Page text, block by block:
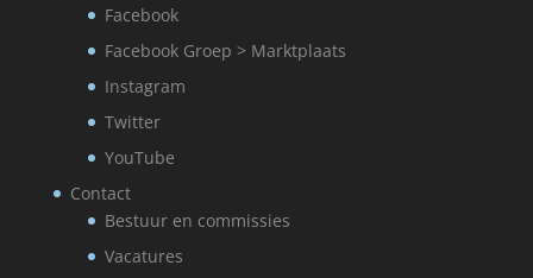
Facebook
Facebook Groep > Marktplaats
Instagram
Twitter
YouTube
Contact
Bestuur en commissies
Vacatures